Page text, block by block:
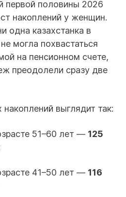
первой половины 2026
накоплений у женщин.
одна казахстанка в
могла похвастаться
на пенсионном счете,
преодолели сразу две
выглядит так:
51–60 лет — 125
41–50 лет — 116